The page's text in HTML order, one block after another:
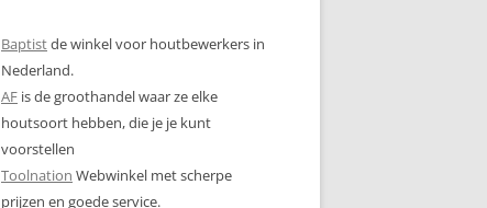
Baptistde winkel voor houtbewerkers in
Nederland.
AF is de groothandel waar ze elke
houtsoort hebben, die je je kunt
voorstellen
Toolnation Webwinkel met scherpe
prijzen en goede service.